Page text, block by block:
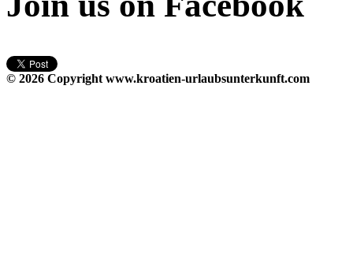
© 2026 Copyright www.kroatien-urlaubsunterkunft.com